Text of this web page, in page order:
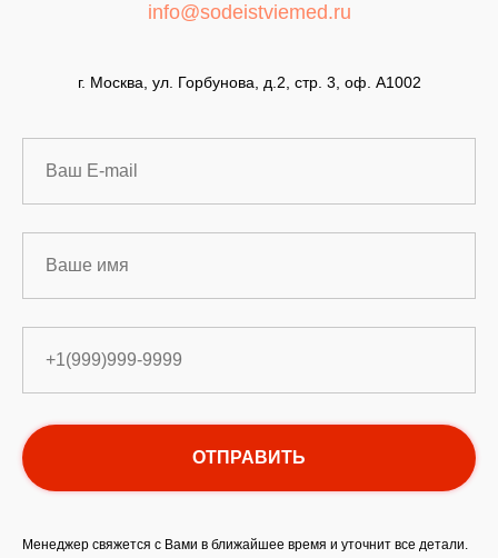
info@sodeistviemed.ru
г. Москва, ул. Горбунова, д.2, стр. 3, оф. А1002
ОТПРАВИТЬ
Менеджер свяжется с Вами в ближайшее время и уточнит все детали.